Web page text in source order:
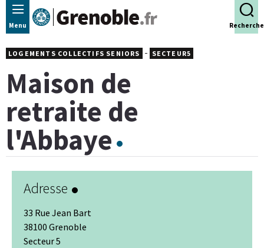
Panneau de gestion des cookies
Menu Recherche
Maison de
retraite de
l'Abbaye
LOGEMENTS COLLECTIFS SENIORS - SECTEUR5
Adresse
33 Rue Jean Bart
38100 Grenoble
Secteur 5